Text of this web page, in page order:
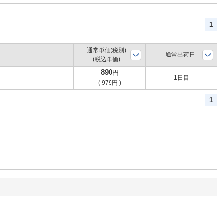
1
通常単価(税別)
(税込単価)
通常出荷日
890円
( 979円 )
1日目
1